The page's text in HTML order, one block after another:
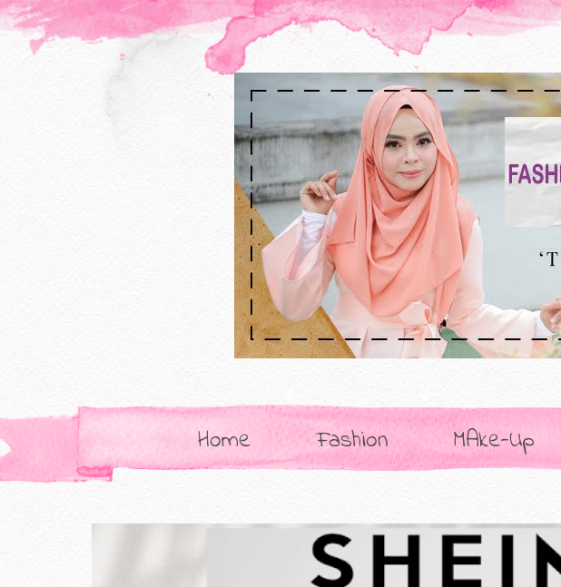
Home Fashion MAke-Up